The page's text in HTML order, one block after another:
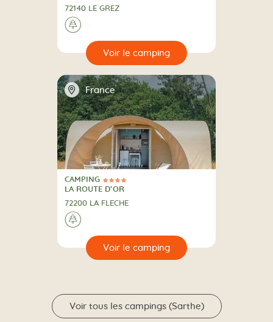
72140 LE GREZ
A la campagne
🌲
📍 France
4 Étoiles
CAMPING
CAMPING
LA ROUTE D’OR
72200 LA FLECHE
A la campagne
🌲
Voir tous les campings (Sarthe)